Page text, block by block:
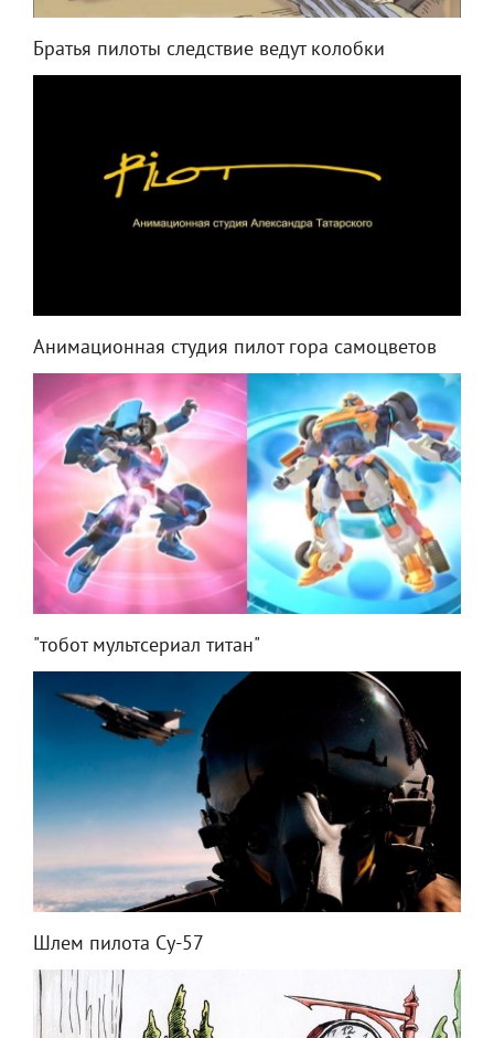
Братья пилоты следствие ведут колобки
Анимационная студия пилот гора самоцветов
"тобот мультсериал титан"
Шлем пилота Су-57